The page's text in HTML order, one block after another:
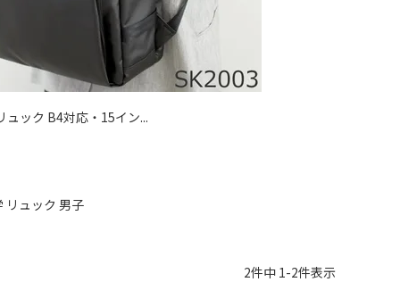
ュック B4対応・15イン...
リュック 男子
2件中 1-2件表示